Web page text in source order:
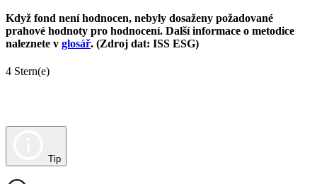
Když fond není hodnocen, nebyly dosaženy požadované
prahové hodnoty pro hodnocení. Další informace o metodice
naleznete v glosář. (Zdroj dat: ISS ESG)
4 Stern(e)
Tip